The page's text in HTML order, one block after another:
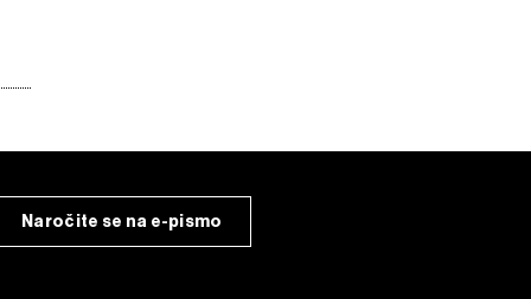
Naročite se na e-pismo